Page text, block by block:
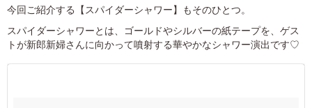
今回ご紹介する【スパイダーシャワー】もそのひとつ。
スパイダーシャワーとは、ゴールドやシルバーの紙テープを、ゲス
トが新郎新婦さんに向かって噴射する華やかなシャワー演出です♡